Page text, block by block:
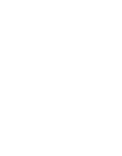
Caucaia
América
Horizonte
Floresta
Caucaia
Floresta
Juventus
Floresta
Juventus